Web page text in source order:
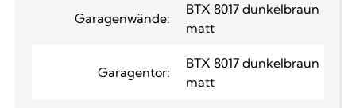
Garagenwände:
BTX 8017 dunkelbraun
matt
Garagentor:
BTX 8017 dunkelbraun
matt